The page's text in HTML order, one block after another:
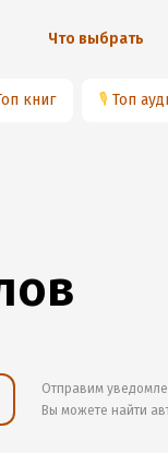
Что выбрать
книг 🎙 Топ
Отправим
Вы можете найти